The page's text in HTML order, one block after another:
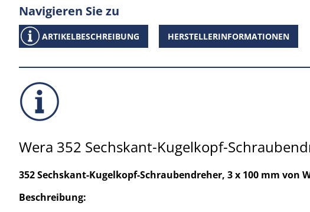
Navigieren Sie zu
ARTIKELBESCHREIBUNG HERSTELLERINFORMATIONEN
Wera 352 Sechskant-Kugelkopf-
352 Sechskant-Kugelkopf-Schraubendreher, 3 x 100 mm von
Beschreibung: